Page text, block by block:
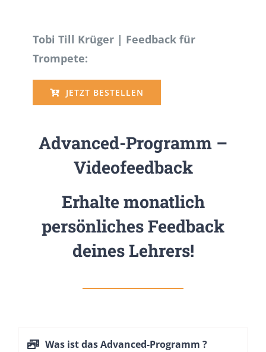
Tobi Till Krüger | Feedback für
Trompete:
JETZT BESTELLEN
Advanced-Programm –
Videofeedback
Erhalte monatlich
persönliches Feedback
deines Lehrers!
Was ist das Advanced-Programm ?